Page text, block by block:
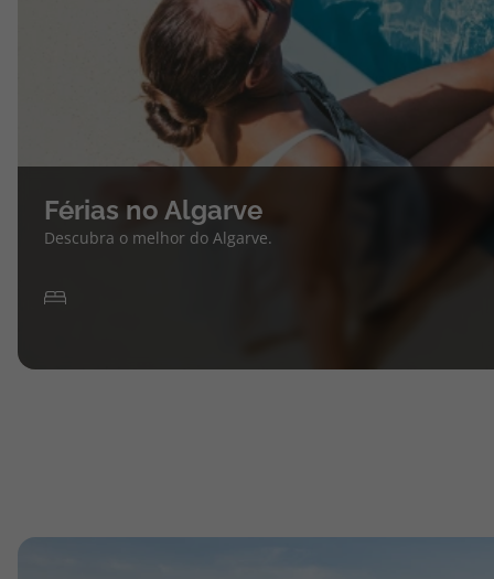
Férias no Algarve
Descubra o melhor do Algarve.